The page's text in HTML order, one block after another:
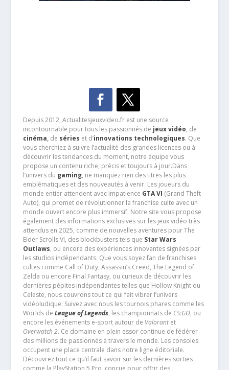
Depuis 2012, Actualitesjeuxvideo.fr est une source
incontournable pour tous les passionnés de jeux vidéo, de
cinéma,de séries et d’innovations technologiques. Que
vous cherchiez à suivre l’actualité des grandes licences ou à
découvrir les tendances du moment, notre équipe vous
propose un contenu riche, précis et toujours à jour.Dans
l’univers du gaming, ne manquez rien des titres les plus
emblématiques et des nouveautés à venir. Les joueurs du
monde entier attendent avec impatience GTA VI (Grand Theft
Auto), qui promet de révolutionner la franchise culte avec un
monde ouvert encore plus immersif. Notre site vous propose
également des informations exclusives sur les jeux vidéo très
attendus en 2025, comme de nouvelles aventures pour The
Elder Scrolls VI, des blockbusters tels que Star Wars
Outlaws, ou encore des expériences innovantes signées par
les studios indépendants. Que vous soyez fan de franchises
cultes comme Call of Duty, Assassin’s Creed, The Legend of
Zelda ou encore Final Fantasy, ou curieux de découvrir les
dernières pépites indépendantes telles que Hollow Knight ou
Celeste, nous couvrons tout ce qui fait vibrer l’univers
vidéoludique. Suivez avec nous les tournois phares comme les
Worlds de League of Legends, les championnats de CS:GO, ou
encore les événements e-sport autour de Valorantet
Overwatch 2. Ce domaine en plein essor continue de fédérer
des millions de passionnés à travers le monde. Les consoles
occupent une place centrale dans notre ligne éditoriale.
Découvrez tout ce qu’il faut savoir sur les dernières sorties
comme la PlayStation 5 Pro, conçue pour offrir des